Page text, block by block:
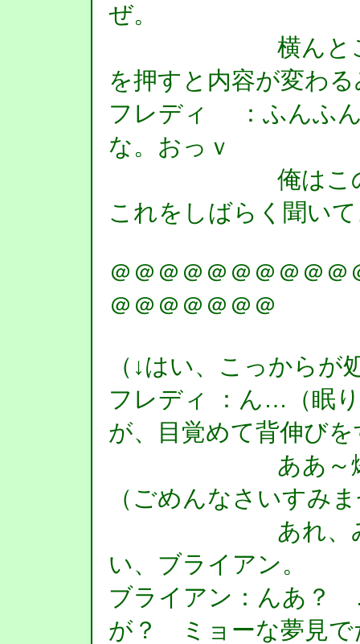
ぜ。
横んとこにた
を押すと内容が変わ
フレディ ：ふんふ
な。おっｖ
俺はこのボタ
これをしばらく聞い
＠＠＠＠＠＠＠＠＠
＠＠＠＠＠＠＠
（↓はい、こっからが
フレディ ：ん…（眠
が、目覚めて背伸び
ああ～爆睡
（ごめんなさいすみ
あれ、みんな
い、ブライアン。
ブライアン：んあ？
が？ ミョーな夢見